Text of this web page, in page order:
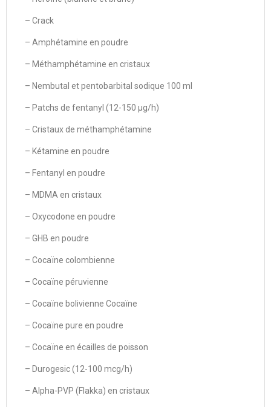
– Crack
– Amphétamine en poudre
– Méthamphétamine en cristaux
– Nembutal et pentobarbital sodique 100 ml
– Patchs de fentanyl (12-150 µg/h)
– Cristaux de méthamphétamine
– Kétamine en poudre
– Fentanyl en poudre
– MDMA en cristaux
– Oxycodone en poudre
– GHB en poudre
– Cocaïne colombienne
– Cocaïne péruvienne
– Cocaïne bolivienne Cocaïne
– Cocaïne pure en poudre
– Cocaïne en écailles de poisson
– Durogesic (12-100 mcg/h)
– Alpha-PVP (Flakka) en cristaux